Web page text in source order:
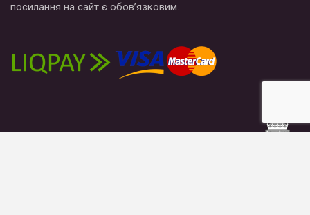
посилання на сайт є обов’язковим.